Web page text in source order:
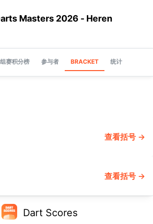
Masters 2026 - Heren
赛积分榜 参与者 BRACKET 统计
查看括号 →
查看括号 →
Dart Scores